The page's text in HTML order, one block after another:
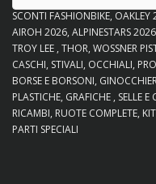
SCONTI FASHIONBIKE OAKLEY
AIROH 2026 ALPINESTARS 2026
TROY LEE THOR WOSSNER
CASCHI STIVALI OCCHIALI
BORSE E BORSONI
PLASTICHE GRAFICHE SELLE E
RICAMBI RUOTE COMPLETE
PARTI SPECIALI